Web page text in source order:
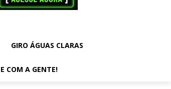
GIRO ÁGUAS CLARAS
COM A GENTE!